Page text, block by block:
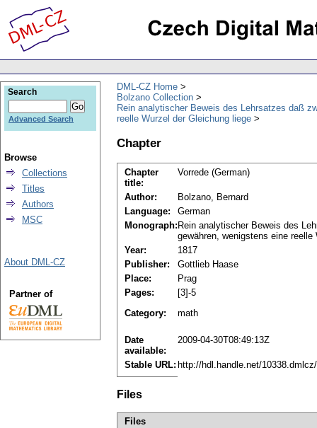
DML-CZ Home
Bolzano Collection
Rein analytischer Beweis des Lehrsatzes daß
reelle Wurzel der Gleichung liege
Chapter
Chapter
title:
Vorrede (German)
Author:
Bolzano, Bernard
Language:
German
Monograph: Rein analytischer Beweis des
gewähren, wenigstens eine
Year:
1817
Publisher:
Gottlieb Haase
Place:
Prag
Pages:
[3]-5
Category:
math
Date
available:
2009-04-30T08:49:13Z
Stable URL: http://hdl.handle.net/
Files
Files
Search
Advanced Search
Browse
Collections
Titles
Authors
MSC
About DML-CZ
Partner of